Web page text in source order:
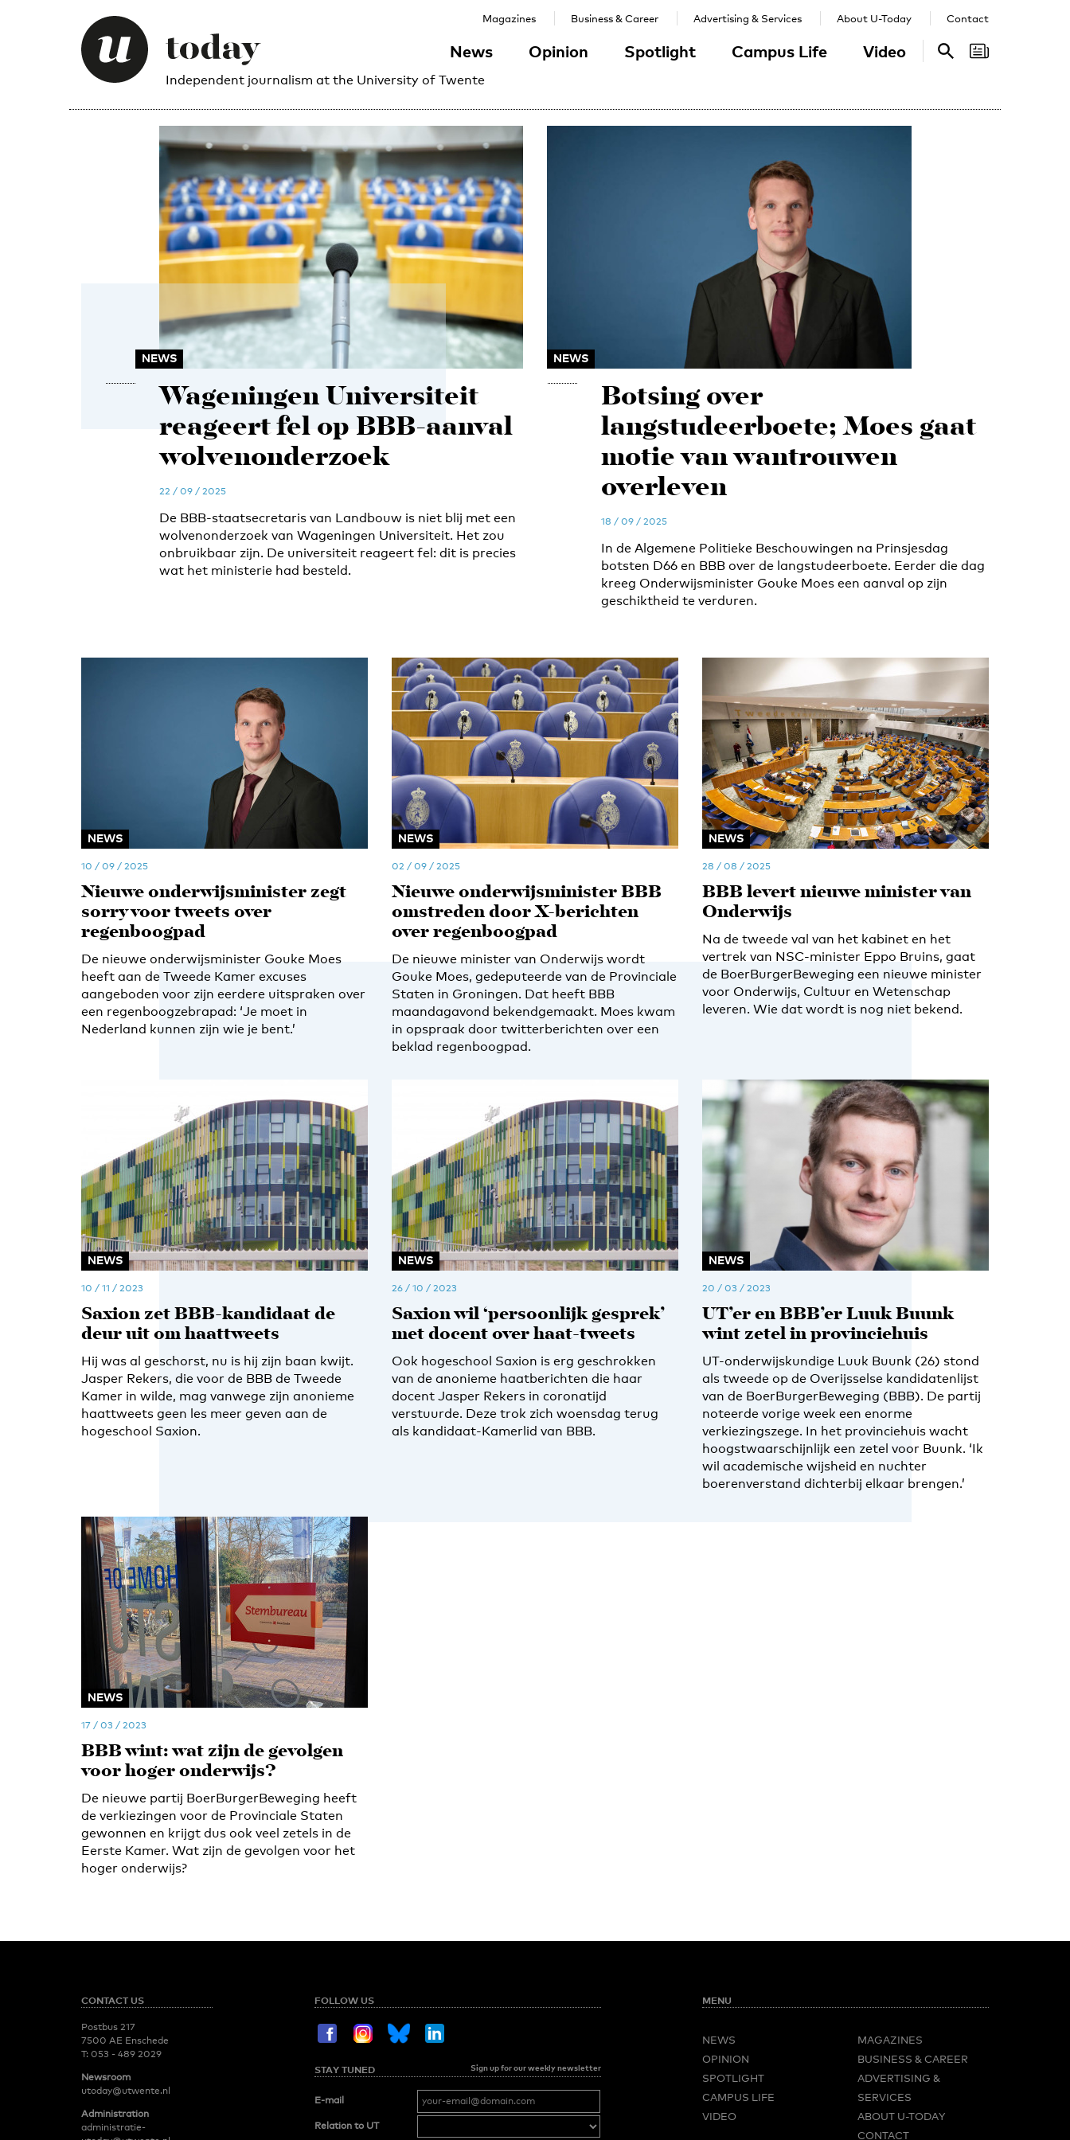
Independent journalism at the University of Twente
News Opinion Spotlight Campus Life Video
Magazines Business & Career Advertising & Services About U-Today Contact
Search
NEWS
Wageningen Universiteit
reageert fel op BBB-aanval
wolvenonderzoek
22 / 09 / 2025
De BBB-staatsecretaris van Landbouw is niet blij met een
wolvenonderzoek van Wageningen Universiteit. Het zou
onbruikbaar zijn. De universiteit reageert fel: dit is precies
wat het ministerie had besteld.
NEWS
Botsing over
langstudeerboete; Moes gaat
motie van wantrouwen
overleven
18 / 09 / 2025
In de Algemene Politieke Beschouwingen na Prinsjesdag
botsten D66 en BBB over de langstudeerboete. Eerder die dag
kreeg Onderwijsminister Gouke Moes een aanval op zijn
geschiktheid te verduren.
NEWS
10 / 09 / 2025
Nieuwe onderwijsminister zegt
sorry voor tweets over
regenboogpad
De nieuwe onderwijsminister Gouke Moes
heeft aan de Tweede Kamer excuses
aangeboden voor zijn eerdere uitspraken over
een regenboogzebrapad: ‘Je moet in
Nederland kunnen zijn wie je bent.’
NEWS
02 / 09 / 2025
Nieuwe onderwijsminister BBB
omstreden door X-berichten
over regenboogpad
De nieuwe minister van Onderwijs wordt
Gouke Moes, gedeputeerde van de Provinciale
Staten in Groningen. Dat heeft BBB
maandagavond bekendgemaakt. Moes kwam
in opspraak door twitterberichten over een
beklad regenboogpad.
NEWS
28 / 08 / 2025
BBB levert nieuwe minister van
Onderwijs
Na de tweede val van het kabinet en het
vertrek van NSC-minister Eppo Bruins, gaat
de BoerBurgerBeweging een nieuwe minister
voor Onderwijs, Cultuur en Wetenschap
leveren. Wie dat wordt is nog niet bekend.
NEWS
10 / 11 / 2023
Saxion zet BBB-kandidaat de
deur uit om haattweets
Hij was al geschorst, nu is hij zijn baan kwijt.
Jasper Rekers, die voor de BBB de Tweede
Kamer in wilde, mag vanwege zijn anonieme
haattweets geen les meer geven aan de
hogeschool Saxion.
NEWS
26 / 10 / 2023
Saxion wil ‘persoonlijk gesprek’
met docent over haat-tweets
Ook hogeschool Saxion is erg geschrokken
van de anonieme haatberichten die haar
docent Jasper Rekers in coronatijd
verstuurde. Deze trok zich woensdag terug
als kandidaat-Kamerlid van BBB.
NEWS
20 / 03 / 2023
UT’er en BBB’er Luuk Buunk
wint zetel in provinciehuis
UT-onderwijskundige Luuk Buunk (26) stond
als tweede op de Overijsselse kandidatenlijst
van de BoerBurgerBeweging (BBB). De partij
noteerde vorige week een enorme
verkiezingszege. In het provinciehuis wacht
hoogstwaarschijnlijk een zetel voor Buunk. ‘Ik
wil academische wijsheid en nuchter
boerenverstand dichterbij elkaar brengen.’
NEWS
17 / 03 / 2023
BBB wint: wat zijn de gevolgen
voor hoger onderwijs?
De nieuwe partij BoerBurgerBeweging heeft
de verkiezingen voor de Provinciale Staten
gewonnen en krijgt dus ook veel zetels in de
Eerste Kamer. Wat zijn de gevolgen voor het
hoger onderwijs?
CONTACT US
Postbus 217
7500 AE Enschede
T: 053 - 489 2029
Newsroom
utoday@utwente.nl
Administration
administratie-
FOLLOW US
STAY TUNED Sign up for our weekly newsletter
E-mail
Relation to UT
MENU
NEWS
OPINION
SPOTLIGHT
CAMPUS LIFE
VIDEO
MAGAZINES
BUSINESS & CAREER
ADVERTISING &
SERVICES
ABOUT U-TODAY
CONTACT